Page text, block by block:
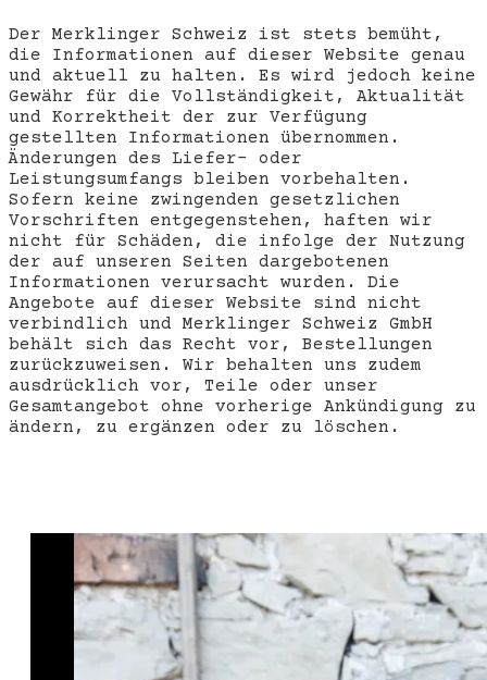
Der Merklinger Schweiz ist stets bemüht,
die Informationen auf dieser Website genau
und aktuell zu halten. Es wird jedoch keine
Gewähr für die Vollständigkeit, Aktualität
und Korrektheit der zur Verfügung
gestellten Informationen übernommen.
Änderungen des Liefer- oder
Leistungsumfangs bleiben vorbehalten.
Sofern keine zwingenden gesetzlichen
Vorschriften entgegenstehen, haften wir
nicht für Schäden, die infolge der Nutzung
der auf unseren Seiten dargebotenen
Informationen verursacht wurden. Die
Angebote auf dieser Website sind nicht
verbindlich und Merklinger Schweiz GmbH
behält sich das Recht vor, Bestellungen
zurückzuweisen. Wir behalten uns zudem
ausdrücklich vor, Teile oder unser
Gesamtangebot ohne vorherige Ankündigung zu
ändern, zu ergänzen oder zu löschen.